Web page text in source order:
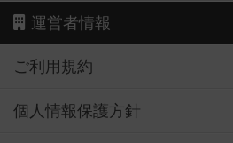
運営者情報
ご利用規約
個人情報保護方針